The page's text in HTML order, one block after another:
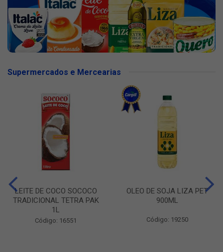
Supermercados e Mercearias
LEITE DE COCO SOCOCO
TRADICIONAL TETRA PAK
1L
Código: 16551
OLEO DE SOJA LIZA PET
900ML
Código: 19250